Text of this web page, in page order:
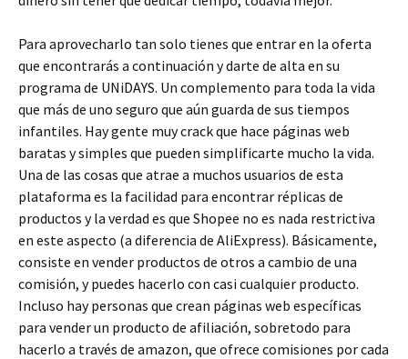
Para aprovecharlo tan solo tienes que entrar en la oferta
que encontrarás a continuación y darte de alta en su
programa de UNiDAYS. Un complemento para toda la vida
que más de uno seguro que aún guarda de sus tiempos
infantiles. Hay gente muy crack que hace páginas web
baratas y simples que pueden simplificarte mucho la vida.
Una de las cosas que atrae a muchos usuarios de esta
plataforma es la facilidad para encontrar réplicas de
productos y la verdad es que Shopee no es nada restrictiva
en este aspecto (a diferencia de AliExpress). Básicamente,
consiste en vender productos de otros a cambio de una
comisión, y puedes hacerlo con casi cualquier producto.
Incluso hay personas que crean páginas web específicas
para vender un producto de afiliación, sobretodo para
hacerlo a través de amazon, que ofrece comisiones por cada